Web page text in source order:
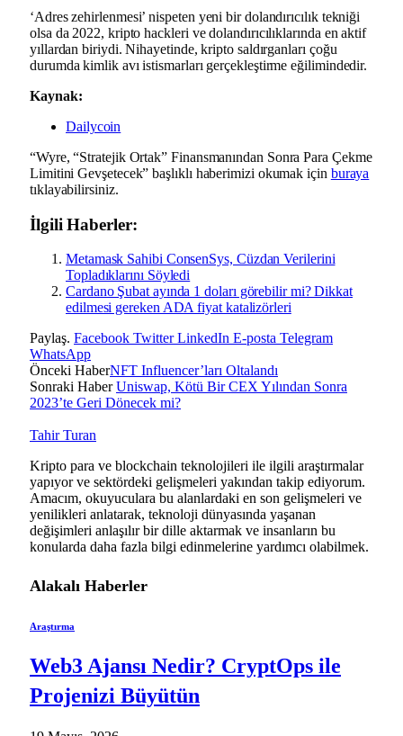
‘Adres zehirlenmesi’ nispeten yeni bir dolandırıcılık tekniği
olsa da 2022, kripto hackleri ve dolandırıcılıklarında en aktif
yıllardan biriydi. Nihayetinde, kripto saldırganları çoğu
durumda kimlik avı istismarları gerçekleştirme eğilimindedir.
Kaynak:
Dailycoin
“Wyre, “Stratejik Ortak” Finansmanından Sonra Para Çekme
Limitini Gevşetecek” başlıklı haberimizi okumak için buraya
tıklayabilirsiniz.
İlgili Haberler:
Metamask Sahibi ConsenSys, Cüzdan Verilerini
Topladıklarını Söyledi
Cardano Şubat ayında 1 doları görebilir mi? Dikkat
edilmesi gereken ADA fiyat katalizörleri
Paylaş. Facebook Twitter LinkedIn E-posta Telegram
WhatsApp
Önceki HaberNFT Influencer’ları Oltalandı
Sonraki HaberUniswap, Kötü Bir CEX Yılından Sonra
2023’te Geri Dönecek mi?
Tahir Turan
Kripto para ve blockchain teknolojileri ile ilgili araştırmalar
yapıyor ve sektördeki gelişmeleri yakından takip ediyorum.
Amacım, okuyuculara bu alanlardaki en son gelişmeleri ve
yenilikleri anlatarak, teknoloji dünyasında yaşanan
değişimleri anlaşılır bir dille aktarmak ve insanların bu
konularda daha fazla bilgi edinmelerine yardımcı olabilmek.
Alakalı Haberler
Araştırma
Web3 Ajansı Nedir? CryptOps ile
Projenizi Büyütün